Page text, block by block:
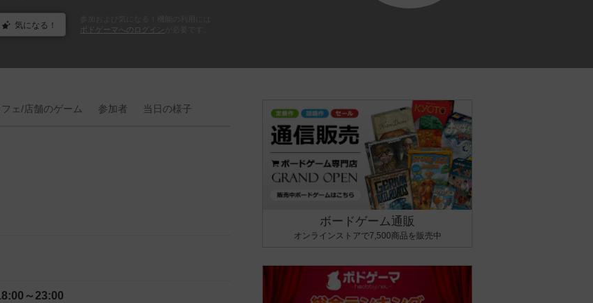
気になる！
ボドゲーマへのログイン
フェ/店舗のゲーム 参加者 当日の様子
～23:00
ボードゲーム通販
オンラインストアで7,500商品を販売中